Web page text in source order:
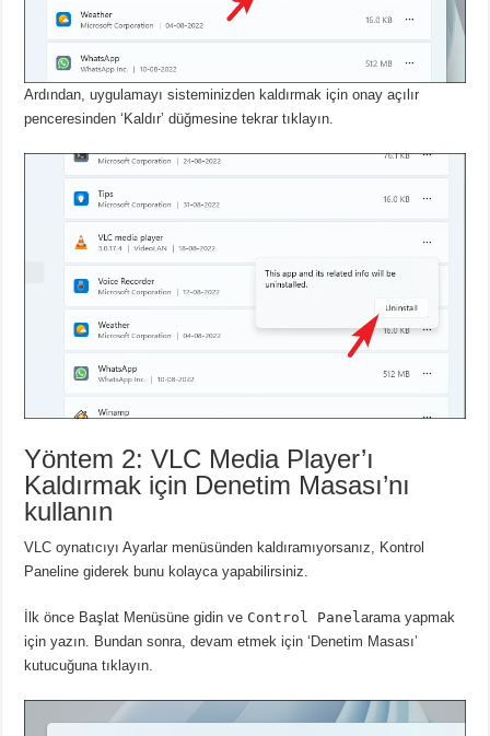
Ardından, uygulamayı sisteminizden kaldırmak için onay açılır
penceresinden ‘Kaldır’ düğmesine tekrar tıklayın.
Yöntem 2: VLC Media Player’ı
Kaldırmak için Denetim Masası’nı
kullanın
VLC oynatıcıyı Ayarlar menüsünden kaldıramıyorsanız, Kontrol
Paneline giderek bunu kolayca yapabilirsiniz.
İlk önce Başlat Menüsüne gidin ve Control Panelarama yapmak
için yazın. Bundan sonra, devam etmek için ‘Denetim Masası’
kutucuğuna tıklayın.